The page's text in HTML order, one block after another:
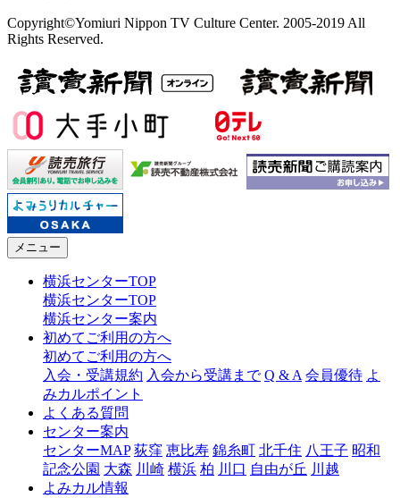
Copyright©Yomiuri Nippon TV Culture Center. 2005-2019 All
Rights Reserved.
メニュー
横浜センターTOP
横浜センターTOP
横浜センター案内
初めてご利用の方へ
初めてご利用の方へ
入会・受講規約 入会から受講まで Q & A 会員優待 よ
みカルポイント
よくある質問
センター案内
センターMAP 荻窪 恵比寿 錦糸町 北千住 八王子 昭和
記念公園 大森 川崎 横浜 柏 川口 自由が丘 川越
よみカル情報